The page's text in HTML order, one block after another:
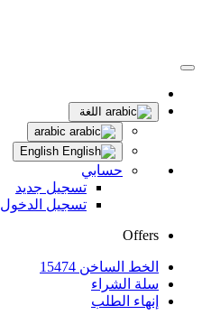
اللغة
حسابي
تسجيل جديد
تسجيل الدخول
Offers
الخط الساخن 15474
سلة الشراء
إنهاء الطلب